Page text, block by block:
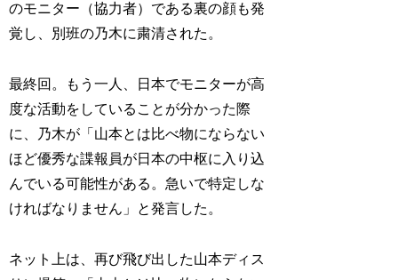
のモニター（協力者）である裏の顔も発
覚し、別班の乃木に粛清された。
最終回。もう一人、日本でモニターが高
度な活動をしていることが分かった際
に、乃木が「山本とは比べ物にならない
ほど優秀な諜報員が日本の中枢に入り込
んでいる可能性がある。急いで特定しな
ければなりません」と発言した。
ネット上は、再び飛び出した山本ディス